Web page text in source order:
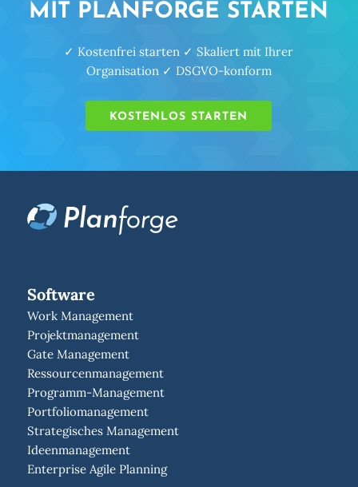
MIT PLANFORGE STARTEN
✓ Kostenfrei starten ✓ Skaliert mit Ihrer
Organisation ✓ DSGVO-konform
KOSTENLOS STARTEN
Software
Work Management
Projektmanagement
Gate Management
Ressourcenmanagement
Programm-Management
Portfoliomanagement
Strategisches Management
Ideenmanagement
Enterprise Agile Planning